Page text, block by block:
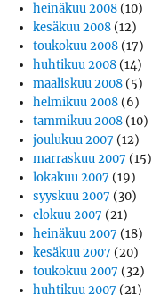
heinäkuu 2008 (10)
kesäkuu 2008 (12)
toukokuu 2008 (17)
huhtikuu 2008 (14)
maaliskuu 2008 (5)
helmikuu 2008 (6)
tammikuu 2008 (10)
joulukuu 2007 (12)
marraskuu 2007 (15)
lokakuu 2007 (19)
syyskuu 2007 (30)
elokuu 2007 (21)
heinäkuu 2007 (18)
kesäkuu 2007 (20)
toukokuu 2007 (32)
huhtikuu 2007 (21)